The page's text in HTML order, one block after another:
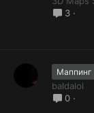
3
Маппинг
baldalol
0